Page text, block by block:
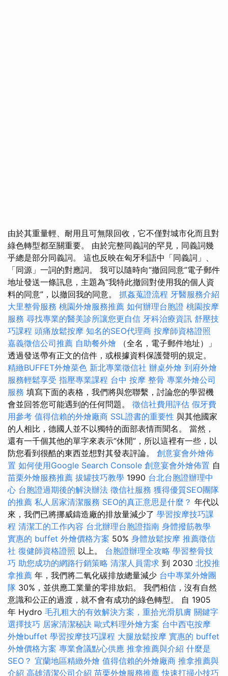
由於其重量輕、耐用且可無限回收，它不僅對城市化而且對
綠色轉型都至關重要。 由於完整同義詞的罕見，同義詞幾
乎總是部分同義詞。 這也反映在匈牙利語中「同義詞」、
「同源」一詞的對應詞。 我可以隨時向“撤回同意”電子郵件
地址發送一條訊息，主題為“我特此撤回對使用我的個人資
料的同意”，以撤回我的同意。 抓姦蒐證流程 牙醫服務介紹
大里整骨服務 桃園外燴服務推薦 如何辦理台胞證 桃園按摩
服務 尋找專業的醫美診所讓您更自信 牙科治療資訊 舒壓技
巧課程 頭痛放鬆按摩 知名的SEO代理商 按摩師資格證照
嘉義徵信公司推薦 自助餐外燴 （全名，電子郵件地址）」
透過發送帶有正文的信件，或根據資料保護聲明的規定。
精緻BUFFET外燴菜色 新北專業徵信社 辦桌外燴 到府外燴
服務輕鬆享受 指壓專業課程 台中 按摩 整骨 專業外燴公司
服務 填寫下面的表格，我們將與您聯繫，討論您的學習機
會並回答您可能遇到的任何問題。 徵信社費用評估 假牙費
用參考 值得信賴的外燴廠商 SSL證書的重要性 與其他國家
的人相比，德國人並不以獨特的面部表情而聞名。 當然，
還有一千個其他的單字來表示“休閒”，所以這裡有一些，以
防您看到很酷的東西並想對其發表評論。 創意宴會外燴佈
置 如何使用Google Search Console 創意宴會外燴佈置 自
苗栗外燴服務推薦 拔罐技巧教學 1990 台北台胞證辦理中
心 台胞證過期後的解決辦法 徵信社服務 獲得優質SEO團隊
的推薦 私人居家清潔服務 SEO的真正意思是什麼？ 年代以
來，我們已將挪威鑄造廠的排放量減少了 學習按摩技巧課
程 清潔工的工作內容 台北辦理台胞證指南 身體撥筋教學
實惠的 buffet 外燴價格方案 50% 身體放鬆按摩 推薦徵信
社 復健師資格證照 以上。 台胞證辦理全攻略 學習整骨技
巧 助您成功的網路行銷策略 清潔人員需求 到 2030 北投推
拿推薦 年，我們將二氧化碳排放總量減少 台中專業外燴團
隊 30%，並供應工業量的零排放鋁。 我們相信，沒有自然
意識和公正的過渡，就不會有成功的綠色轉型。 自 1905
年 Hydro 毛孔粗大的有效解決方案，重拾光滑肌膚 關鍵字
選擇技巧 居家清潔秘訣 歐式料理外燴方案 台中西屯按摩
外燴buffet 學習按摩技巧課程 大腿放鬆按摩 實惠的 buffet
外燴價格方案 專業會議點心供應 推拿推薦與介紹 什麼是
SEO？ 宜蘭地區精緻外燴 值得信賴的外燴廠商 推拿推薦與
介紹 高雄清潔公司介紹 苗栗外燴服務推薦 快速打掃小技巧